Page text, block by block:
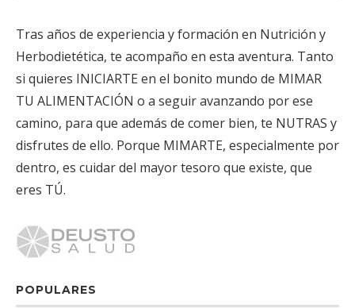
Tras años de experiencia y formación en Nutrición y
Herbodietética, te acompaño en esta aventura. Tanto
si quieres INICIARTE en el bonito mundo de MIMAR
TU ALIMENTACIÓN o a seguir avanzando por ese
camino, para que además de comer bien, te NUTRAS y
disfrutes de ello. Porque MIMARTE, especialmente por
dentro, es cuidar del mayor tesoro que existe, que
eres TÚ.
POPULARES